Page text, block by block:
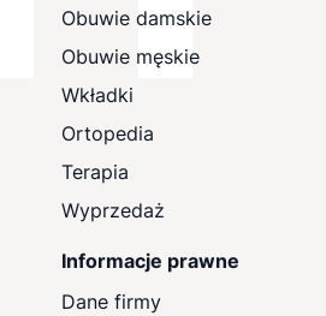
Obuwie damskie
Obuwie męskie
Wkładki
Ortopedia
Terapia
Wyprzedaż
Informacje prawne
Dane firmy